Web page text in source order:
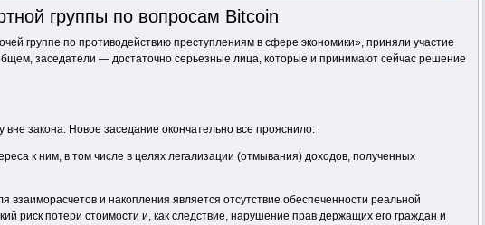
группы по вопросам Bitcoin
группе по противодействию преступлениям в сфере экономики», приняли участие
заседатели — достаточно серьезные лица, которые и принимают сейчас решение
закона. Новое заседание окончательно все прояснило:
к ним, в том числе в целях легализации (отмывания) доходов, полученных
и накопления является отсутствие обеспеченности реальной
риск потери стоимости и, как следствие, нарушение прав держащих его граждан и